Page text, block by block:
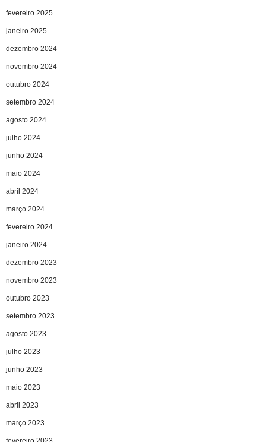
fevereiro 2025
janeiro 2025
dezembro 2024
novembro 2024
outubro 2024
setembro 2024
agosto 2024
julho 2024
junho 2024
maio 2024
abril 2024
março 2024
fevereiro 2024
janeiro 2024
dezembro 2023
novembro 2023
outubro 2023
setembro 2023
agosto 2023
julho 2023
junho 2023
maio 2023
abril 2023
março 2023